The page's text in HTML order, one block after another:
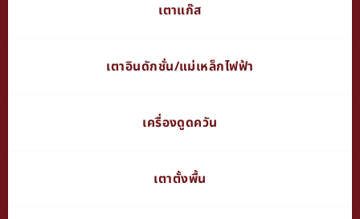
เตาแก๊ส
เตาอินดักชั่น/แม่เหล็กไฟฟ้า
เครื่องดูดควัน
เตาตั้งพื้น